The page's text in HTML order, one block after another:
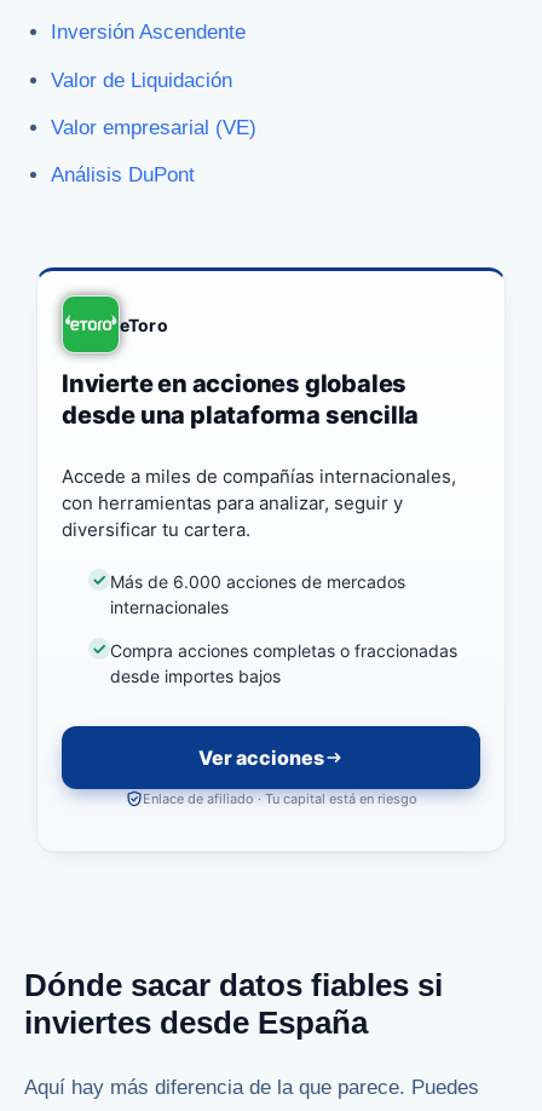
Inversión Ascendente
Valor de Liquidación
Valor empresarial (VE)
Análisis DuPont
eToro
Invierte en acciones globales
desde una plataforma sencilla
Accede a miles de compañías internacionales,
con herramientas para analizar, seguir y
diversificar tu cartera.
Más de 6.000 acciones de mercados
internacionales
Compra acciones completas o fraccionadas
desde importes bajos
Ver acciones
Enlace de afiliado · Tu capital está en riesgo
Dónde sacar datos fiables si
inviertes desde España
Aquí hay más diferencia de la que parece. Puedes